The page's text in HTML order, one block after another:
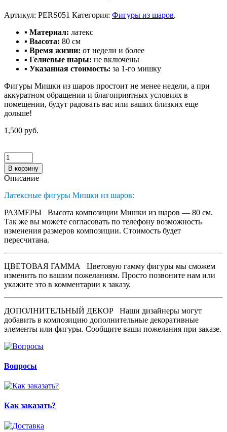
Артикул: PERS051 Категория: Фигуры из шаров.
▪ Материал: латекс
▪ Высота: 80 см
▪ Время жизни: от недели и более
▪ Гелиевые шары: не включены
▪ Указанная стоимость: за 1-го мишку
Фигуры Мишки из шаров простоит не менее недели, а при
аккуратном обращении и благоприятных условиях в
помещении, будут радовать вас или ваших близких еще
дольше!
1,500 руб.
В корзину
Описание
Латексные фигуры Мишки из шаров:
РАЗМЕРЫ Высота композиции Мишки из шаров — 80 см.
Так же вы можете согласовать по телефону возможность
изменения размеров композиции. Стоимость будет
пересчитана.
ЦВЕТОВАЯ ГАММА
Цветовую гамму фигуры мы сможем
изменить по вашим пожеланиям. Просто позвоните нам или
укажите это в комментарии к заказу.
ДОПОЛНИТЕЛЬНЫЙ ДЕКОР Наши дизайнеры могут
добавить в композицию дополнительные декоративные
элементы или фигуры. Сообщите ваши пожелания при заказе.
Вопросы
Как заказать?